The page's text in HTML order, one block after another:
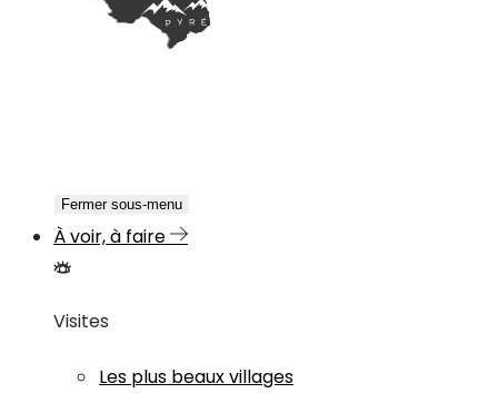
Fermer sous-menu
À voir, à faire
Visites
Les plus beaux villages